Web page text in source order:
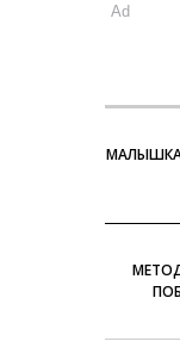
Ad
МАЛЫШКА